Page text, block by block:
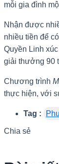
mỗi gia đình
Nhận được
nhiều tiền để
Quyền Linh
giải thưởng 90
Chương trình
thực hiện, với
Tag :
Chia sẻ